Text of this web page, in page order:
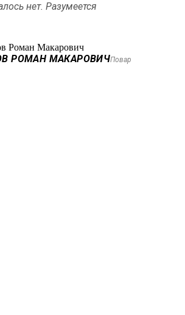
нет. Разумеется
РОМАН МАКАРОВИЧПовар